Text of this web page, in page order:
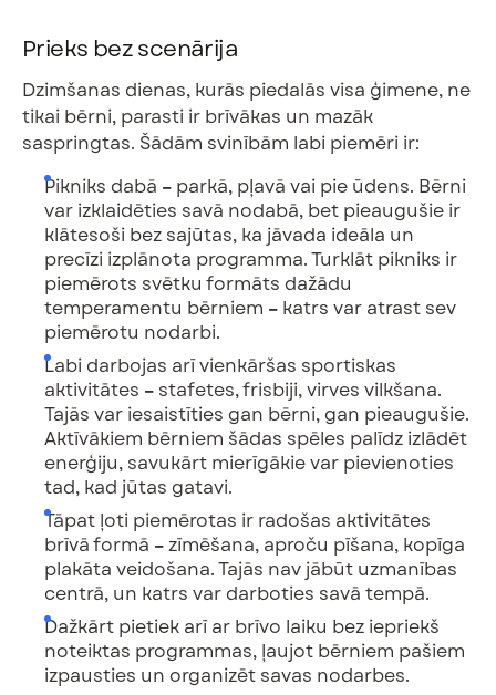
Prieks bez scenārija
Dzimšanas dienas, kurās piedalās visa ģimene, ne
tikai bērni, parasti ir brīvākas un mazāk
saspringtas. Šādām svinībām labi piemēri ir:
Pikniks dabā – parkā, pļavā vai pie ūdens. Bērni
var izklaidēties savā nodabā, bet pieaugušie ir
klātesoši bez sajūtas, ka jāvada ideāla un
precīzi izplānota programma. Turklāt pikniks ir
piemērots svētku formāts dažādu
temperamentu bērniem – katrs var atrast sev
piemērotu nodarbi.
Labi darbojas arī vienkāršas sportiskas
aktivitātes – stafetes, frisbiji, virves vilkšana.
Tajās var iesaistīties gan bērni, gan pieaugušie.
Aktīvākiem bērniem šādas spēles palīdz izlādēt
enerģiju, savukārt mierīgākie var pievienoties
tad, kad jūtas gatavi.
Tāpat ļoti piemērotas ir radošas aktivitātes
brīvā formā –zīmēšana, aproču pīšana, kopīga
plakāta veidošana. Tajās nav jābūt uzmanības
centrā, un katrs var darboties savā tempā.
Dažkārt pietiek arī ar brīvo laiku bez iepriekš
noteiktas programmas, ļaujot bērniem pašiem
izpausties un organizēt savas nodarbes.